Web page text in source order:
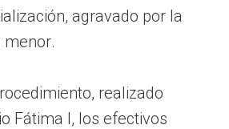
agravado por la
menor.
realizado
Fátima I, los efectivos